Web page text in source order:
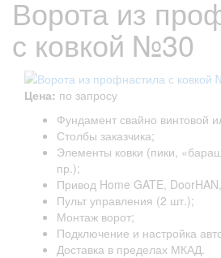
Ворота из
с ковкой №30
Цена: по запросу
Фундамент свайно винтовой
Столбы заказчика;
Элементы ковки (пики,
пр.);
Привод Home GATE,
Пульт управления (2 шт.);
Монтаж ворот;
Подключение и настройка
Доставка в пределах МКАД.